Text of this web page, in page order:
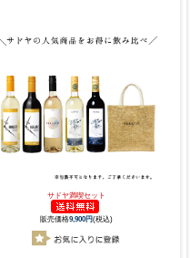
サドヤ満喫セット
販売価格9,900円(税込)